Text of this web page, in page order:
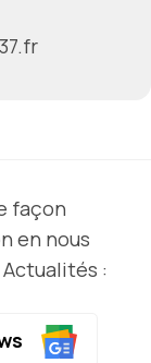
façon
en nous
: